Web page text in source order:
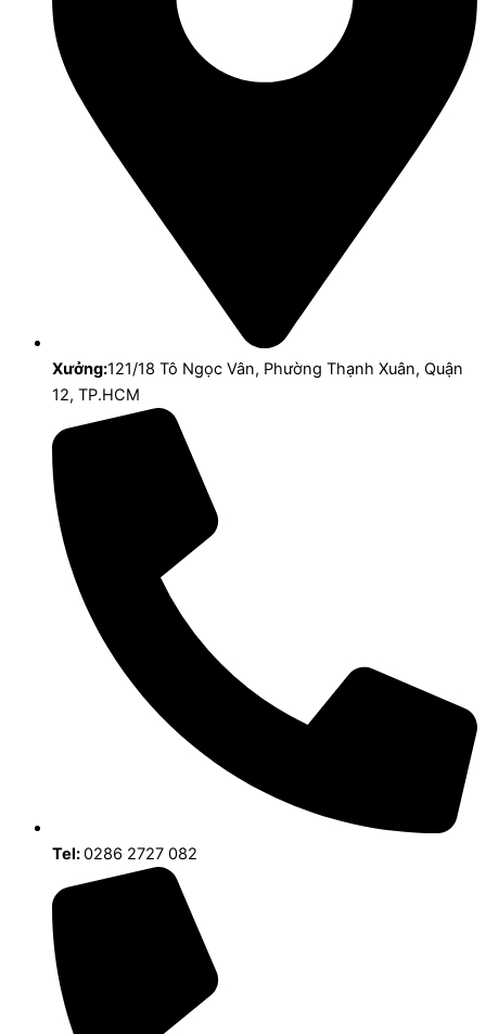
Xưởng:121/18 Tô Ngọc Vân, Phường Thạnh Xuân, Quận
12, TP.HCM
Tel:0286 2727 082